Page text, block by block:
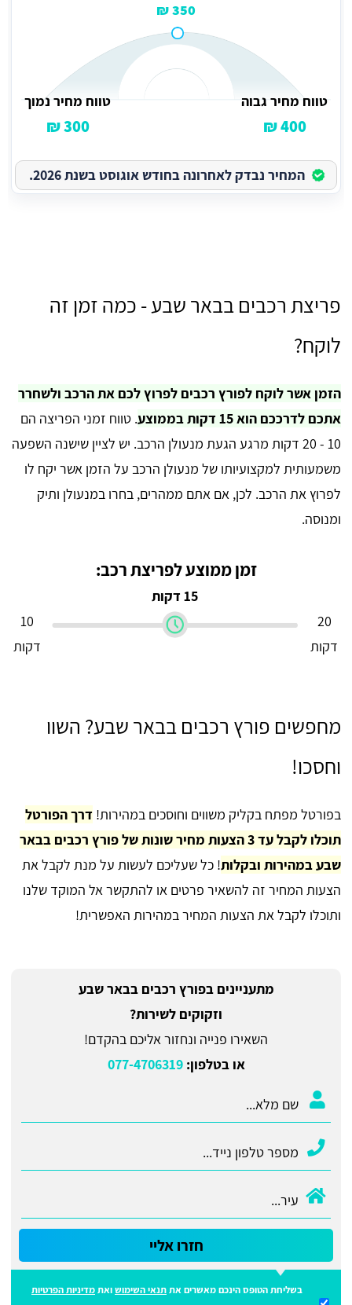
350 ₪
טווח מחיר גבוה
400 ₪
טווח מחיר נמוך
300 ₪
המחיר נבדק לאחרונה בחודש אוגוסט בשנת 2026.
פריצת רכבים בבאר שבע - כמה זמן זה
לוקח?
הזמן אשר לוקח לפורץ רכבים לפרוץ לכם את הרכב ולשחרר
אתכם לדרככם הוא 15 דקות בממוצע
. טווח זמני הפריצה הם
10 - 20 דקות מרגע הגעת מנעולן הרכב. יש לציין שישנה השפעה
משמעותית למקצועיותו של מנעולן הרכב על הזמן אשר יקח לו
לפרוץ את הרכב. לכן, אם אתם ממהרים, בחרו במנעולן ותיק
ומנוסה.
זמן ממוצע לפריצת רכב:
15 דקות
20
דקות
10
דקות
מחפשים פורץ רכבים בבאר שבע? השוו
וחסכו!
בפורטל מפתח בקליק משווים וחוסכים במהירות! דרך הפורטל
תוכלו לקבל עד 3 הצעות מחיר שונות של פורץ רכבים בבאר
שבע במהירות ובקלות! כל שעליכם לעשות על מנת לקבל את
הצעות המחיר זה להשאיר פרטים או להתקשר אל המוקד שלנו
ותוכלו לקבל את הצעות המחיר במהירות האפשרית!
מתעניינים בפורץ רכבים בבאר שבע
וזקוקים לשירות?
השאירו פנייה ונחזור אליכם בהקדם!
או בטלפון:077-4706319
חזרו אליי
בשליחת הטופס הינכם מאשרים אתתנאי השימושואתמדיניות הפרטיות